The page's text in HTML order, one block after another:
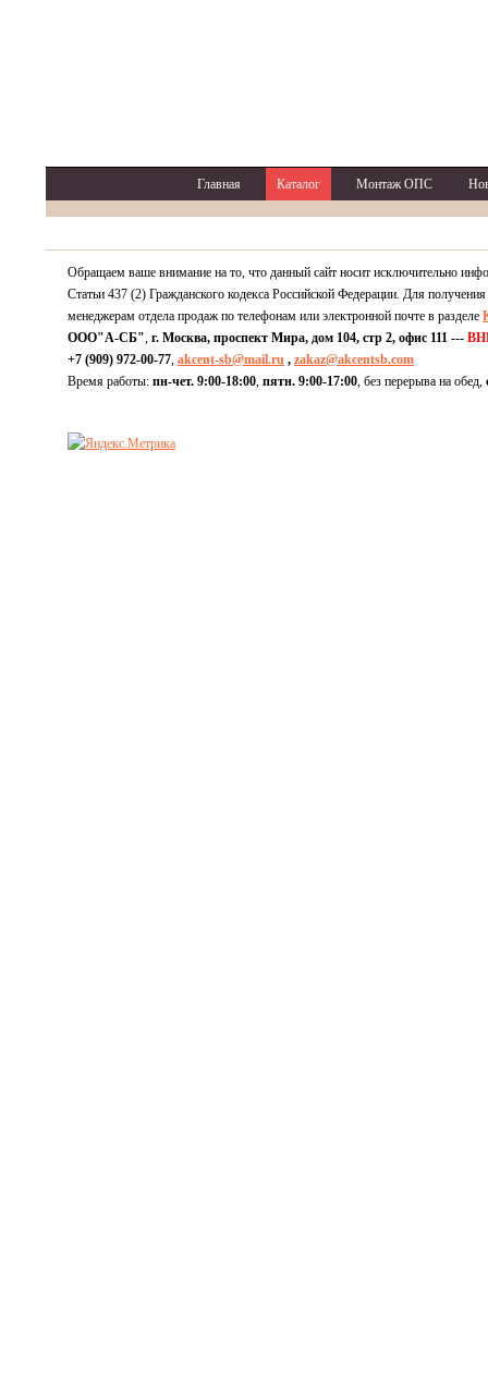
Главная Каталог Монтаж ОПС
Обращаем ваше внимание на то, что данный сайт носит исключительно
Статьи 437 (2) Гражданского кодекса Российской Федерации. Для
менеджерам отдела продаж по телефонам или электронной почте в разделе
ООО"А-СБ", г. Москва, проспект Мира, дом 104, стр 2, офис 111 ---
+7 (909) 972-00-77, akcent-sb@mail.ru , zakaz@akcentsb.com
Время работы: пн-чет. 9:00-18:00, пятн. 9:00-17:00, без перерыва на обед,